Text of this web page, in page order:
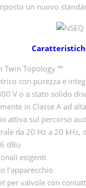
un nuovo
Twin Topology ™
con purezza e
V o a stato solido
in Classe A ad
attiva sul percorso
da 20 Hz a 20 kHz,
dBu
esigenti
l’apparecchio
per valvole con